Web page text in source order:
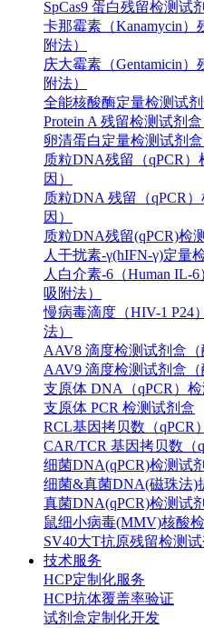
SpCas9 蛋白残留检测试
卡那霉素（Kanamycin
附法）
庆大霉素（Gentamicin
附法）
全能核酸酶定量检测试
Protein A 残留检测试剂
卵清蛋白定量检测试剂
质粒DNA残留（qPCR
因）
质粒DNA 残留（qPCR
因）
质粒DNA残留(qPCR)检
人干扰素-γ(hIFN-γ)定量
人白介素-6（Human IL-
吸附法）
慢病毒滴度（HIV-1 P24
法）
AAV8 滴度检测试剂盒（
AAV9 滴度检测试剂盒（
支原体 DNA（qPCR）
支原体 PCR 检测试剂盒
RCL基因拷贝数（qPCR
CAR/TCR 基因拷贝数（
细菌DNA(qPCR)检测试
细菌&真菌DNA(磁珠法)
真菌DNA(qPCR)检测试
鼠细小病毒(MMV)核酸
SV40大T抗原残留检测
技术服务
HCP定制化服务
HCP抗体覆盖率验证
试剂盒定制化开发